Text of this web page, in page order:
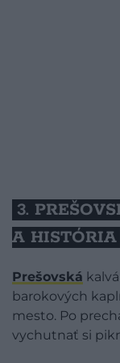
3.
A HISTÓRIA
Prešovská
barokových
mesto. Po
vychutnať si